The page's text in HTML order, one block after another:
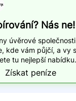
Nás ne!
úvěrové
kde vám půjčí, a vy
tu nejlepší nabídku.
Získat peníze